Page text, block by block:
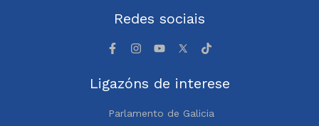
Redes sociais
Ligazóns de interese
Parlamento de Galicia